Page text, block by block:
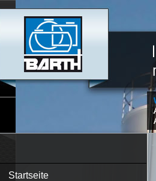
Startseite